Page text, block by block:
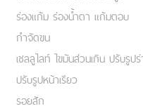
ร่องแก้ม ร่องน้ำตา แก้มตอบ
กำจัดขน
เชลลูไลท์ ไขมันส่วนเกิน ปรับรูป
ปรับรูปหน้าเรียว
รอยสัก